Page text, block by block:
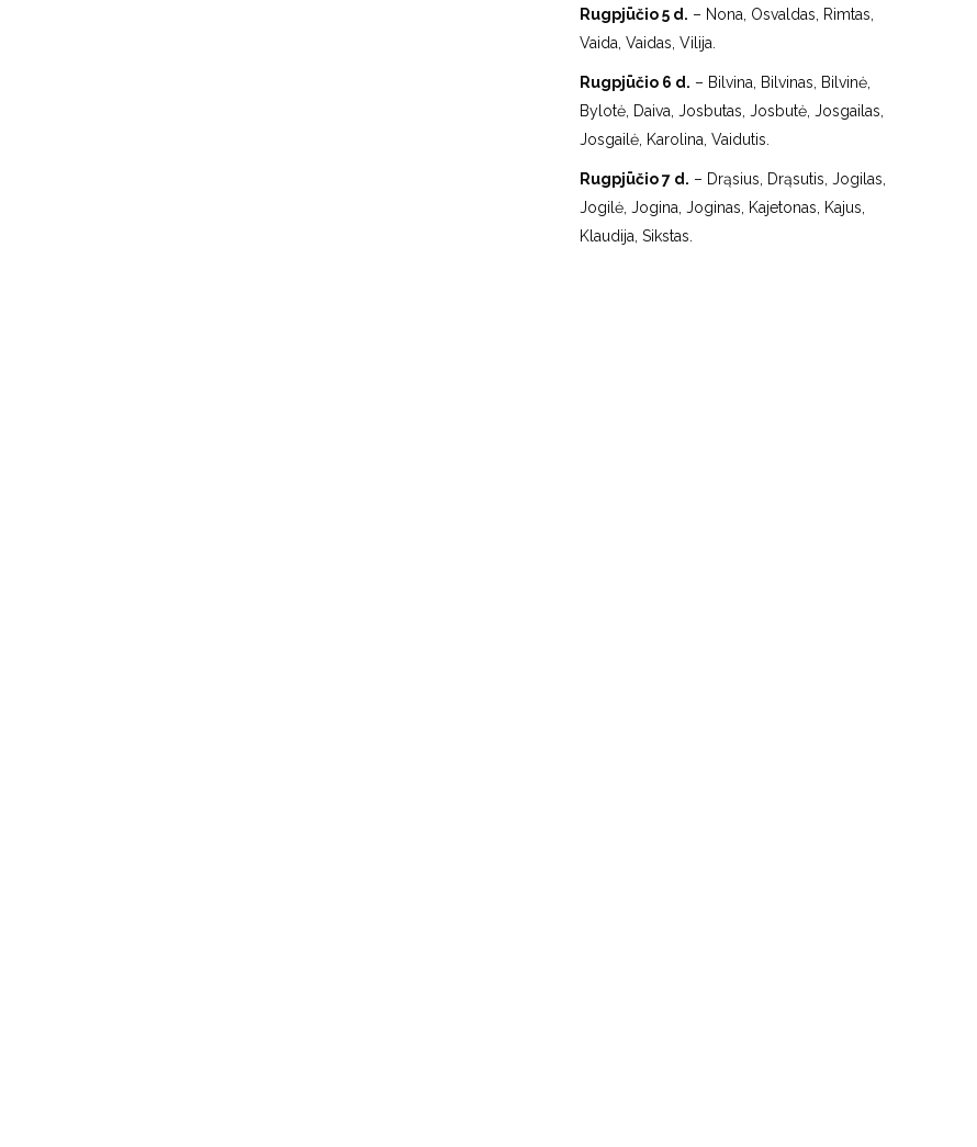
Rugpjūčio 5 d. – Nona, Osvaldas, Rimtas,
Vaida, Vaidas, Vilija.
Rugpjūčio 6 d. – Bilvina, Bilvinas, Bilvinė,
Bylotė, Daiva, Josbutas, Josbutė, Josgailas,
Josgailė, Karolina, Vaidutis.
Rugpjūčio 7 d. – Drąsius, Drąsutis, Jogilas,
Jogilė, Jogina, Joginas, Kajetonas, Kajus,
Klaudija, Sikstas.